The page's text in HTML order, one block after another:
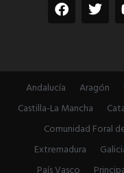
Andalucía Aragón
Castilla-La Mancha
Comunidad Foral
Extremadura